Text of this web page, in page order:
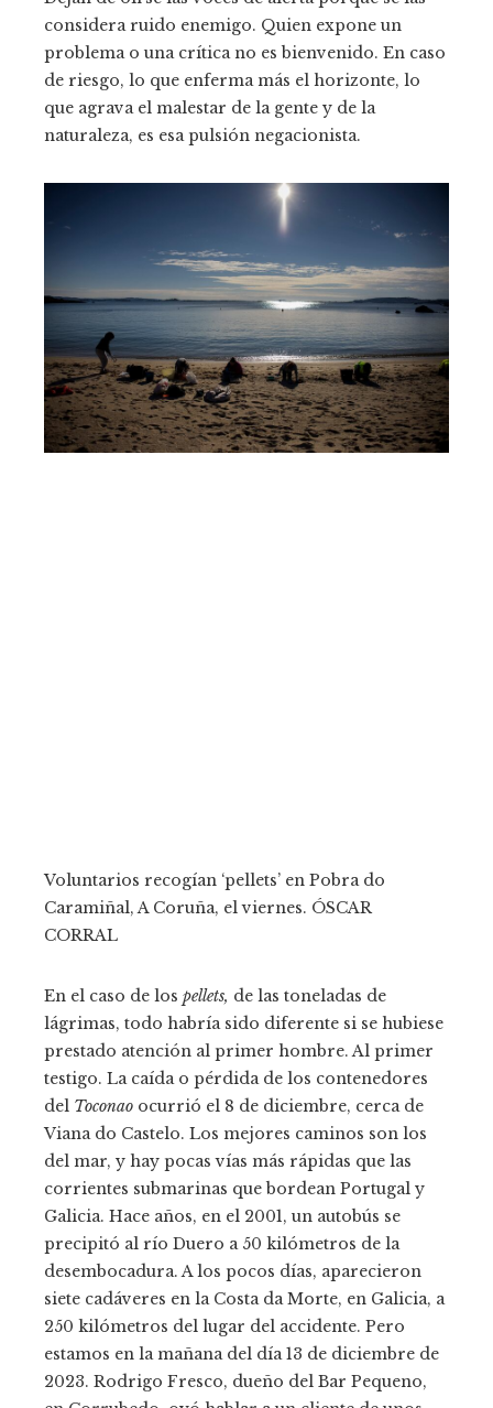
considera ruido enemigo. Quien expone un
problema o una crítica no es bienvenido. En caso
de riesgo, lo que enferma más el horizonte, lo
que agrava el malestar de la gente y de la
naturaleza, es esa pulsión negacionista.
Voluntarios recogían ‘pellets’ en Pobra do
Caramiñal, A Coruña, el viernes. ÓSCAR
CORRAL
En el caso de los pellets, de las toneladas de
lágrimas, todo habría sido diferente si se hubiese
prestado atención al primer hombre. Al primer
testigo. La caída o pérdida de los contenedores
del Toconao ocurrió el 8 de diciembre, cerca de
Viana do Castelo. Los mejores caminos son los
del mar, y hay pocas vías más rápidas que las
corrientes submarinas que bordean Portugal y
Galicia. Hace años, en el 2001, un autobús se
precipitó al río Duero a 50 kilómetros de la
desembocadura. A los pocos días, aparecieron
siete cadáveres en la Costa da Morte, en Galicia, a
250 kilómetros del lugar del accidente. Pero
estamos en la mañana del día 13 de diciembre de
2023. Rodrigo Fresco, dueño del Bar Pequeno,